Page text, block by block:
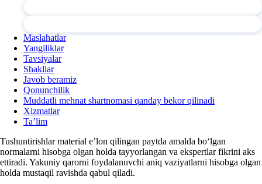
Maslahatlar
Yangiliklar
Tavsiyalar
Shakllar
Javob beramiz
Qonunchilik
Muddatli mehnat shartnomasi qanday bekor qilinadi
Xizmatlar
Ta’lim
Tushuntirishlar material e’lon qilingan paytda amalda boʻlgan
normalarni hisobga olgan holda tayyorlangan va ekspertlar fikrini aks
ettiradi. Yakuniy qarorni foydalanuvchi aniq vaziyatlarni hisobga olgan
holda mustaqil ravishda qabul qiladi.